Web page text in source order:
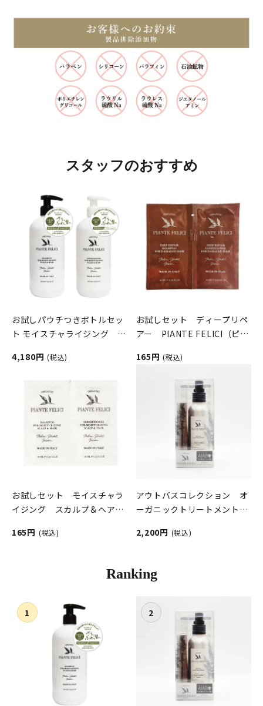
スタッフのおすすめ
お試しパウチつきボトルセッ
ト モイスチャライジング ス
FELICI（ピアンテフェリー
4,180円 (税込)
お試しセット ディープリペ
アー PIANTE FELICI（ピア
165円 (税込)
お試しセット モイスチャラ
イジング スカルプ＆ヘア
ェリーチ）
165円 (税込)
アウトバスコレクション オ
ーガニックトリートメント＆
PIANTE FELICI（ピアンテフ
2,200円 (税込)
Ranking